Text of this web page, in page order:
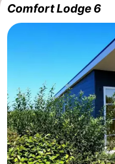
Comfort Lodge 6